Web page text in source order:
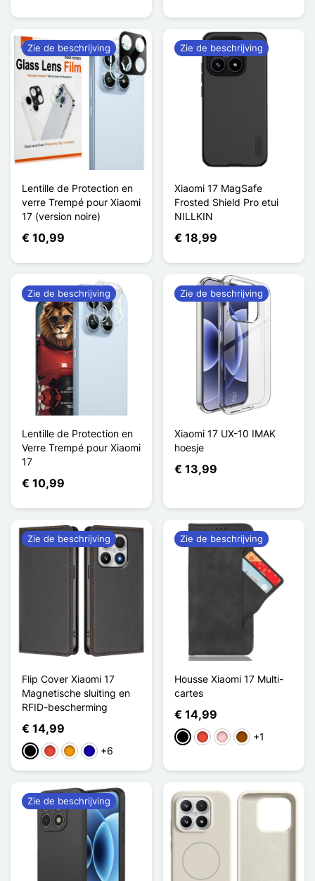
Lentille de Protection en
verre Trempé pour Xiaomi
17 (version noire)
€ 10,99
Zie de beschrijving
Xiaomi 17 MagSafe
Frosted Shield Pro etui
NILLKIN
€ 18,99
Zie de beschrijving
Lentille de Protection en
Verre Trempé pour Xiaomi
17
€ 10,99
Zie de beschrijving
Xiaomi 17 UX-10 IMAK
hoesje
€ 13,99
Zie de beschrijving
Flip Cover Xiaomi 17
Magnetische sluiting en
RFID-bescherming
€ 14,99
ZwartRoodOranjeDonkerblauw
+6
Zie de beschrijving
Housse Xiaomi 17 Multi-
cartes
€ 14,99
ZwartRoodRozeBruin+1
Zie de beschrijving
Zie de beschrijving